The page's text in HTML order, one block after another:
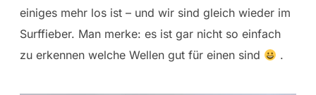
einiges mehr los ist – und wir sind gleich wieder im
Surffieber. Man merke: es ist gar nicht so einfach
zu erkennen welche Wellen gut für einen sind
.